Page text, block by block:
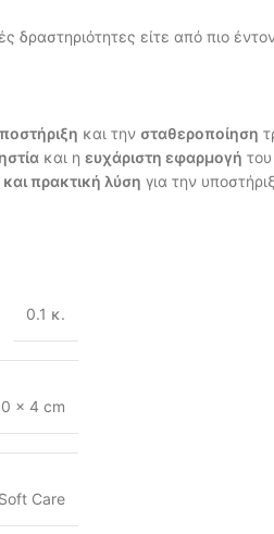
δραστηριότητες είτε από πιο
και την σταθεροποίηση
και η ευχάριστη εφαρμογή
πρακτική λύση για την
0.1 κ.
× 4 cm
Soft Care